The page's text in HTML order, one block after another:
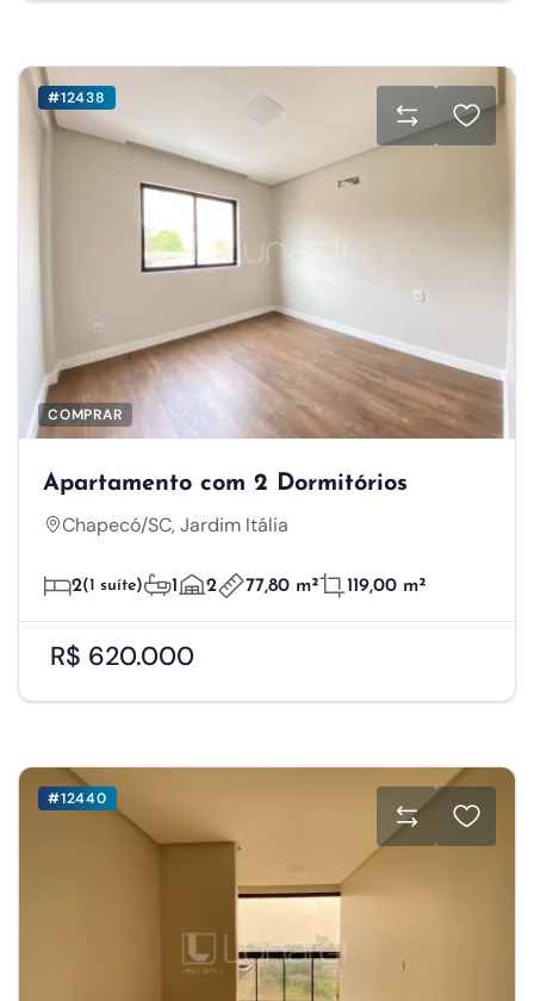
#12438
COMPRAR
Apartamento com 2 Dormitórios
Chapecó/SC, Jardim Itália
2(1 suíte) 1 2 77,80 m² 119,00 m²
R$ 620.000
#12440